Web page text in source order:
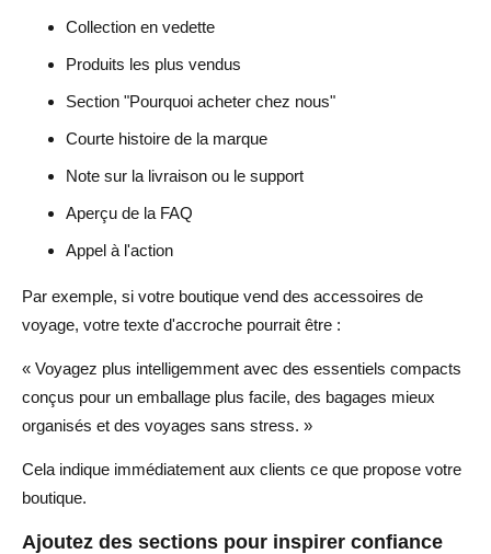
Collection en vedette
Produits les plus vendus
Section "Pourquoi acheter chez nous"
Courte histoire de la marque
Note sur la livraison ou le support
Aperçu de la FAQ
Appel à l'action
Par exemple, si votre boutique vend des accessoires de
voyage, votre texte d'accroche pourrait être :
« Voyagez plus intelligemment avec des essentiels compacts
conçus pour un emballage plus facile, des bagages mieux
organisés et des voyages sans stress. »
Cela indique immédiatement aux clients ce que propose votre
boutique.
Ajoutez des sections pour inspirer confiance